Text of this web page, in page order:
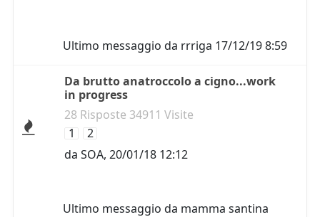
Ultimo messaggio da rrriga 17/12/19 8:59
Da brutto anatroccolo a cigno...work
in progress
28 Risposte 34911 Visite
1
2
da SOA, 20/01/18 12:12
Ultimo messaggio da mamma santina